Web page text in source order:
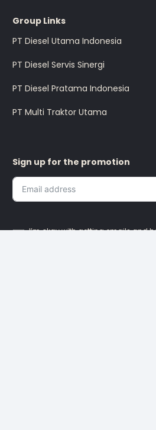
Group Links
PT Diesel Utama Indonesia
PT Diesel Servis Sinergi
PT Diesel Pratama Indonesia
PT Multi Traktor Utama
Sign up for the promotion
I’m okay with getting emails and